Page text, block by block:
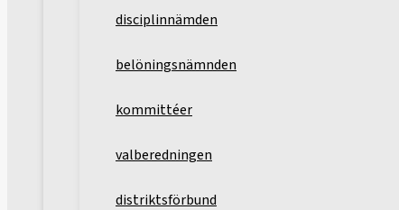
disciplinnämden
belöningsnämnden
kommittéer
valberedningen
distriktsförbund